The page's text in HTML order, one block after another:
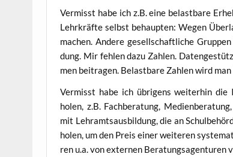
Ver­misst habe ich z.B. eine belast­ba­re
Lehr­kräf­te selbst behaup­ten: Wegen
machen. Ande­re gesell­schaft­li­che
dung. Mir feh­len dazu Zah­len.
men bei­tra­gen. Belast­ba­re Zah­len wird
Ver­misst habe ich übri­gens wei­ter­hin
holen, z.B. Fach­be­ra­tung,
mit Lehr­amts­aus­bil­dung, die an
holen, um den Preis einer wei­te­ren
ren u.a. von exter­nen Bera­tungs­agen­tu­ren